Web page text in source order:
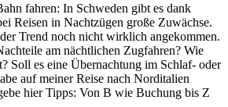
fahren: In Schweden gibt es dank
Reisen in Nachtzügen große Zuwächse.
Trend noch nicht wirklich angekommen.
am nächtlichen Zugfahren? Wie
Soll es eine Übernachtung im Schlaf- oder
auf meiner Reise nach Norditalien
hier Tipps: Von B wie Buchung bis Z